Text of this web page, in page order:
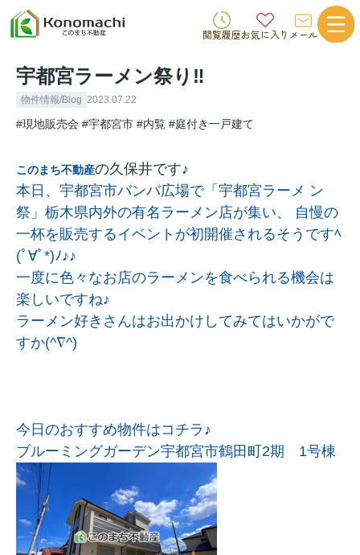
閲覧履歴お気に入り メール
宇都宮ラーメン祭り‼
物件情報/Blog 2023.07.22
#現地販売会 #宇都宮市 #内覧 #庭付き一戸建て
このまち不動産の久保井です♪
本日、宇都宮市バンバ広場で「宇都宮ラーメ ン
祭」栃木県内外の有名ラーメン店が集い、 自慢の
一杯を販売するイベントが初開催されるそうですﾍ
(ﾟ∀ﾟ*)ﾉ♪♪
一度に色々なお店のラーメンを食べられる機会は
楽しいですね♪
ラーメン好きさんはお出かけしてみてはいかがで
すか(^∇^)
今日のおすすめ物件はコチラ♪
ブルーミングガーデン宇都宮市鶴田町2期 1号棟